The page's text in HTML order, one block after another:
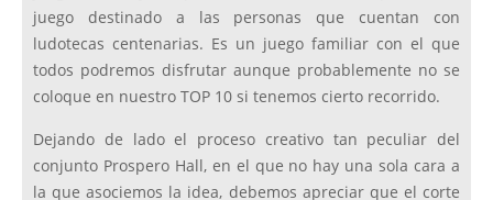
juego destinado a las personas que cuentan con
ludotecas centenarias. Es un juego familiar con el que
todos podremos disfrutar aunque probablemente no se
coloque en nuestro TOP 10 si tenemos cierto recorrido.
Dejando de lado el proceso creativo tan peculiar del
conjunto Prospero Hall, en el que no hay una sola cara a
la que asociemos la idea, debemos apreciar que el corte